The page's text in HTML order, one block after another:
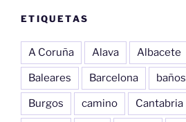
ETIQUETAS
A Coruña Alava Albacete
Baleares Barcelona baños
Burgos camino Cantabria